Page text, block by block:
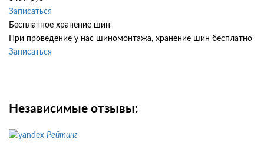
Записаться
Бесплатное хранение шин
При проведение у нас шиномонтажа, хранение шин бесплатно
Записаться
Независимые отзывы:
Рейтинг